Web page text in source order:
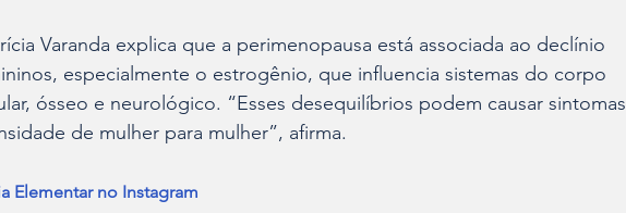
Varanda explica que a perimenopausa está associada ao declínio
especialmente o estrogênio, que influencia sistemas do corpo
ósseo e neurológico. “Esses desequilíbrios podem causar sintomas
de mulher para mulher”, afirma.
Elementar no Instagram